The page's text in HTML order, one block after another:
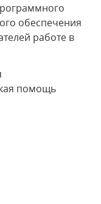
обеспечения
работе в
помощь